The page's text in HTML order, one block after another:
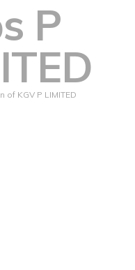
P
of KGV P LIMITED